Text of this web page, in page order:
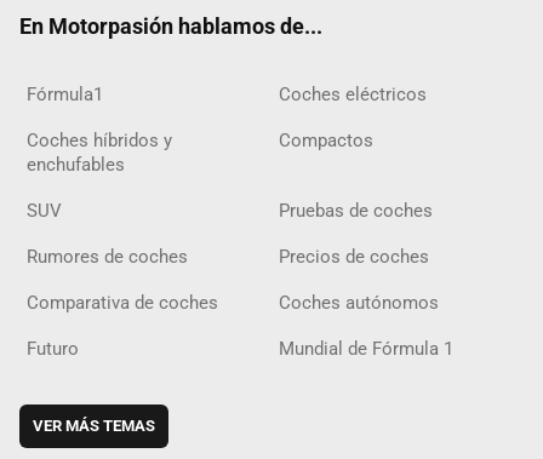
En Motorpasión hablamos de...
Fórmula1 Coches eléctricos
Coches híbridos y
enchufables
Compactos
SUV Pruebas de coches
Rumores de coches Precios de coches
Comparativa de coches Coches autónomos
Futuro Mundial de Fórmula 1
VER MÁS TEMAS